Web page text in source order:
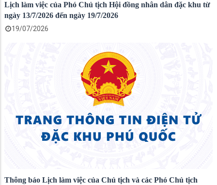
Lịch làm việc của Phó Chủ tịch Hội đồng nhân dân đặc khu từ
ngày 13/7/2026 đến ngày 19/7/2026
19/07/2026
Thông báo Lịch làm việc của Chủ tịch và các Phó Chủ tịch